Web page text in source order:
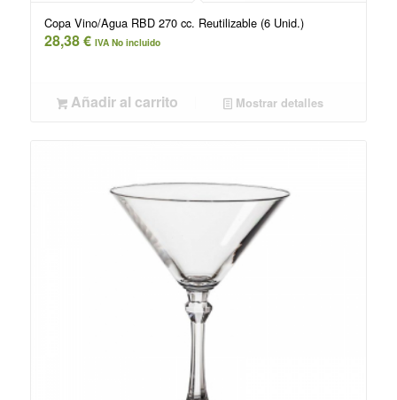
Copa Vino/Agua RBD 270 cc. Reutilizable (6 Unid.)
28,38€ IVA No incluido
Añadir al carrito Mostrar detalles